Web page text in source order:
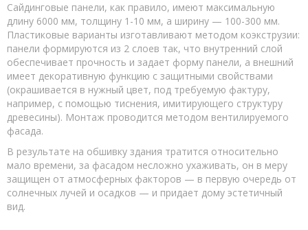
Сайдинговые панели, как правило, имеют максимальную
длину 6000 мм, толщину 1-10 мм, а ширину — 100-300 мм.
Пластиковые варианты изготавливают методом коэкструзии:
панели формируются из 2 слоев так, что внутренний слой
обеспечивает прочность и задает форму панели, а внешний
имеет декоративную функцию с защитными свойствами
(окрашивается в нужный цвет, под требуемую фактуру,
например, с помощью тиснения, имитирующего структуру
древесины). Монтаж проводится методом вентилируемого
фасада.
В результате на обшивку здания тратится относительно
мало времени, за фасадом несложно ухаживать, он в меру
защищен от атмосферных факторов — в первую очередь от
солнечных лучей и осадков — и придает дому эстетичный
вид.